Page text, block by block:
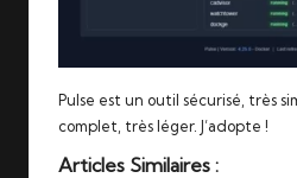
Pulse est un outil sécurisé, très
complet, très léger. J’adopte !
Articles Similaires :